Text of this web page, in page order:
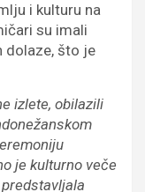
i kulturu na
su imali
dolaze, što je
izlete, obilazili
je kulturno veče